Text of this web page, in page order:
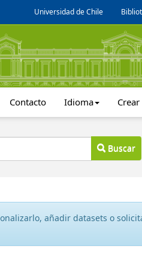
Universidad de Chile
Contacto Idioma
Buscar
añadir datasets o